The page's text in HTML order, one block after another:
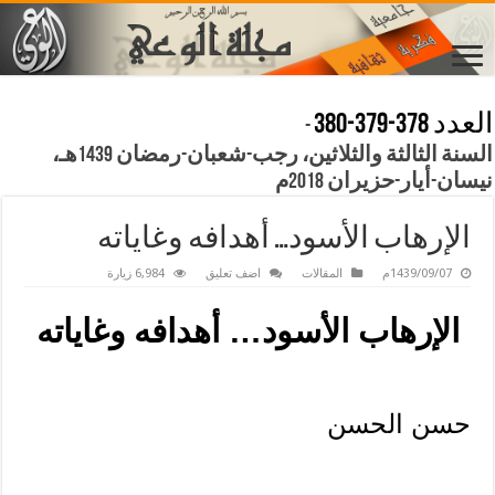
العدد 378-379-380
-
السنة الثالثة والثلاثين، رجب-شعبان-رمضان 1439هـ،
نيسان-أيار-حزيران 2018م
الإرهاب الأسود… أهدافه وغاياته
1439/09/07م المقالات اضف تعليق 6,984 زيارة
الإرهاب الأسود… أهدافه وغاياته
حسن الحسن